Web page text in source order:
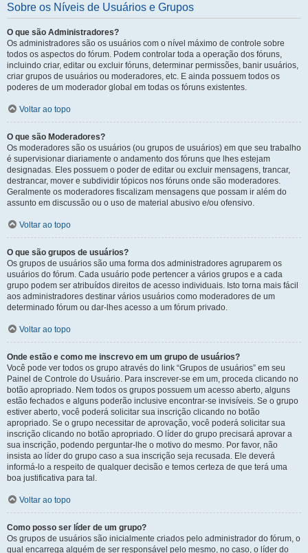
Sobre os Níveis de Usuários e Grupos
O que são Administradores?
Os administradores são os usuários com o nível máximo de controle sobre
todos os aspectos do fórum. Podem controlar toda a operação dos fóruns,
incluindo criar, editar ou excluir fóruns, determinar permissões, banir usuários,
criar grupos de usuários ou moderadores, etc. E ainda possuem todos os
poderes de um moderador global em todas os fóruns existentes.
Voltar ao topo
O que são Moderadores?
Os moderadores são os usuários (ou grupos de usuários) em que seu trabalho
é supervisionar diariamente o andamento dos fóruns que lhes estejam
designadas. Eles possuem o poder de editar ou excluir mensagens, trancar,
destrancar, mover e subdividir tópicos nos fóruns onde são moderadores.
Geralmente os moderadores fiscalizam mensagens que possam ir além do
assunto em discussão ou o uso de material abusivo e/ou ofensivo.
Voltar ao topo
O que são grupos de usuários?
Os grupos de usuários são uma forma dos administradores agruparem os
usuários do fórum. Cada usuário pode pertencer a vários grupos e a cada
grupo podem ser atribuídos direitos de acesso individuais. Isto torna mais fácil
aos administradores destinar vários usuários como moderadores de um
determinado fórum ou dar-lhes acesso a um fórum privado.
Voltar ao topo
Onde estão e como me inscrevo em um grupo de usuários?
Você pode ver todos os grupo através do link “Grupos de usuários” em seu
Painel de Controle do Usuário. Para inscrever-se em um, proceda clicando no
botão apropriado. Nem todos os grupos possuem um acesso aberto, alguns
estão fechados e alguns poderão inclusive encontrar-se invisíveis. Se o grupo
estiver aberto, você poderá solicitar sua inscrição clicando no botão
apropriado. Se o grupo necessitar de aprovação, você poderá solicitar sua
inscrição clicando no botão apropriado. O líder do grupo precisará aprovar a
sua inscrição, podendo perguntar-lhe o motivo do mesmo. Por favor, não
insista ao líder do grupo caso a sua inscrição seja recusada. Ele deverá
informá-lo a respeito de qualquer decisão e temos certeza de que terá uma
boa justificativa para tal.
Voltar ao topo
Como posso ser líder de um grupo?
Os grupos de usuários são inicialmente criados pelo administrador do fórum, o
qual encarrega alguém de ser responsável pelo mesmo, no caso, o líder do